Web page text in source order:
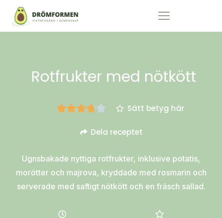
Rotfrukter med nötkött
Sätt betyg här
Dela receptet
Ugnsbakade nyttiga rotfrukter, inklusive potatis,
morötter och majrova, kryddade med rosmarin och
serverade med saftigt nötkött och en fräsch sallad.